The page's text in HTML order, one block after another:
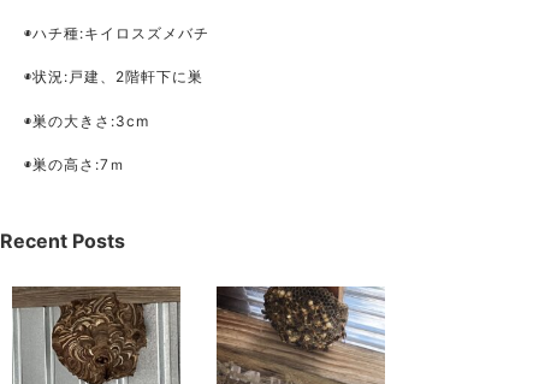
◉ハチ種:キイロスズメバチ
◉状況:戸建、2階軒下に巣
◉巣の大きさ:3cm
◉巣の高さ:7ｍ
Recent Posts